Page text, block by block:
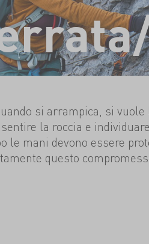
si arrampica, si vuole
la roccia e
le mani devono essere
questo
senza limitarle. Per
ruvide e dai cavi
in pelle robusta, per offrire